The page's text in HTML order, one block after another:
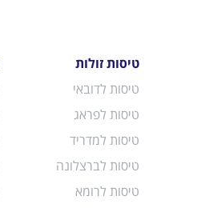
טיסות זולות
טיסות לדובאי
טיסות לפראג
טיסות למדריד
טיסות לברצלונה
טיסות לרומא